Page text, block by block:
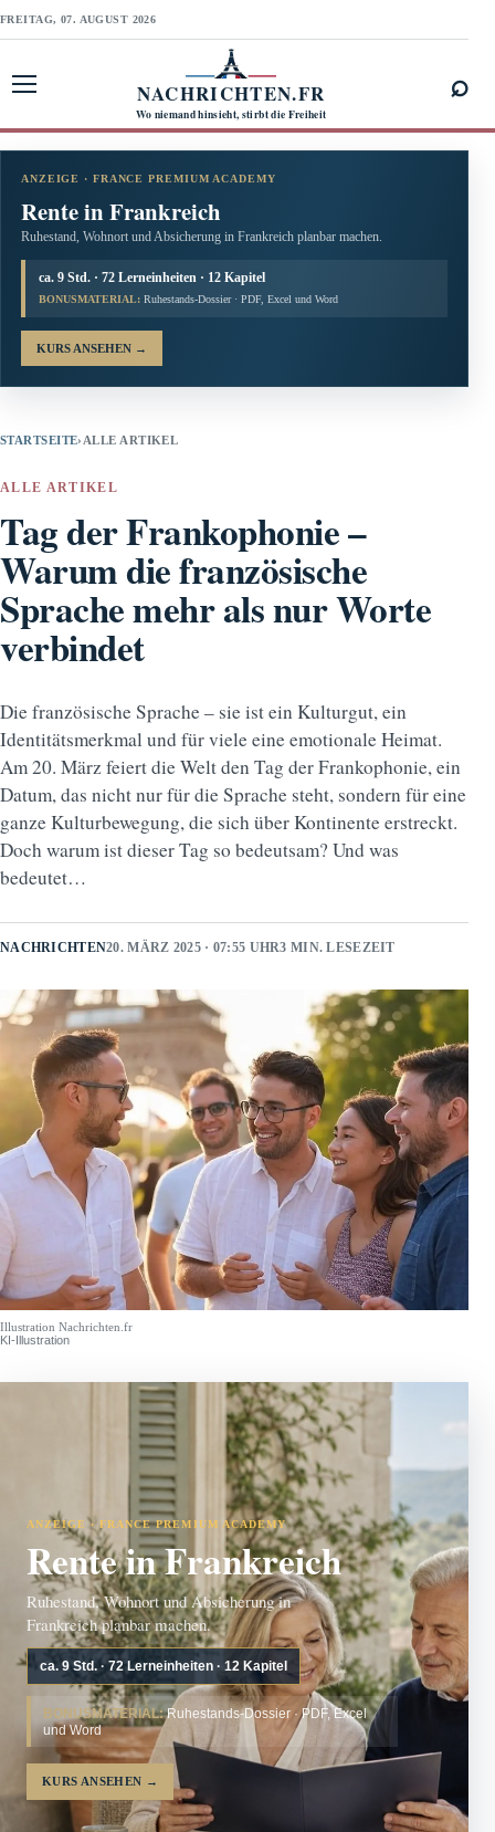
FREITAG, 07. AUGUST 2026
NACHRICHTEN.FR
Wo niemand hinsieht, stirbt die Freiheit
⌕
ANZEIGE · FRANCE PREMIUM ACADEMY
Rente in Frankreich
Ruhestand, Wohnort und Absicherung in Frankreich planbar machen.
ca. 9 Std. · 72 Lerneinheiten · 12 Kapitel
BONUSMATERIAL: Ruhestands-Dossier · PDF, Excel und Word
KURS ANSEHEN →
STARTSEITE› ALLE ARTIKEL
ALLE ARTIKEL
Tag der Frankophonie –
Warum die französische
Sprache mehr als nur Worte
verbindet
Die französische Sprache – sie ist ein Kulturgut, ein
Identitätsmerkmal und für viele eine emotionale Heimat.
Am 20. März feiert die Welt den Tag der Frankophonie, ein
Datum, das nicht nur für die Sprache steht, sondern für eine
ganze Kulturbewegung, die sich über Kontinente erstreckt.
Doch warum ist dieser Tag so bedeutsam? Und was
bedeutet…
NACHRICHTEN20. MÄRZ 2025 · 07:55 UHR3 MIN. LESEZEIT
Illustration Nachrichten.fr
KI-Illustration
ANZEIGE · FRANCE PREMIUM ACADEMY
Rente in Frankreich
Ruhestand, Wohnort und Absicherung in
Frankreich planbar machen.
ca. 9 Std. · 72 Lerneinheiten · 12 Kapitel
BONUSMATERIAL:Ruhestands-Dossier · PDF, Excel
und Word
KURS ANSEHEN →